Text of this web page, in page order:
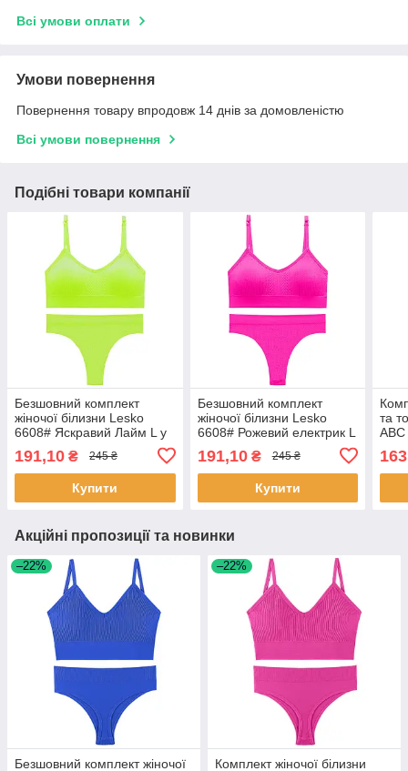
Всі умови оплати
Умови повернення
Повернення товару впродовж 14 днів за домовленістю
Всі умови повернення
Подібні товари компанії
Безшовний комплект
жіночої білизни Lesko
6608# Яскравий Лайм L у
текстурі косичка труси та
топ 5 шт.
191,10 ₴ 245 ₴
Купити
Безшовний комплект
жіночої білизни Lesko
6608# Рожевий електрик L
у текстурі косичка труси та
топ 10 шт.
191,10₴ 245 ₴
Купити
та
ABC
Акційні пропозиції та новинки
–22%
Безшовний комплект жіночої
–22%
Комплект жіночої білизни